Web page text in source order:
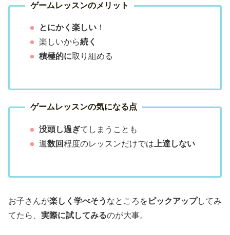
ゲームレッスンのメリット
とにかく楽しい ！
楽しいから続く
積極的に取り組める
ゲームレッスンの気になる点
没頭し過ぎてしまうことも
週数回程度のレッスンだけでは 上達しない
お子さんが楽しく学べそう なところを ピックアップしてみ
てたら、 実際に試してみるのが大事。